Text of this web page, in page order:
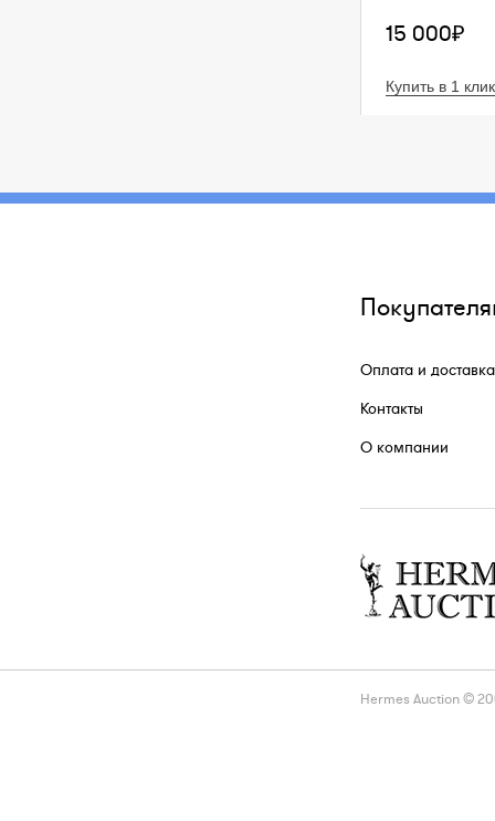
15 000₽
Купить в 1 клик
Оплата и доставка
Контакты
О компании
Hermes Auction ©